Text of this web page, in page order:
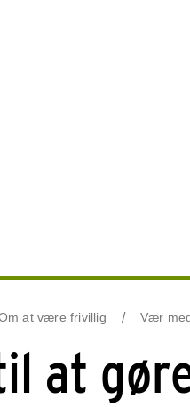
at være frivillig Vær
at